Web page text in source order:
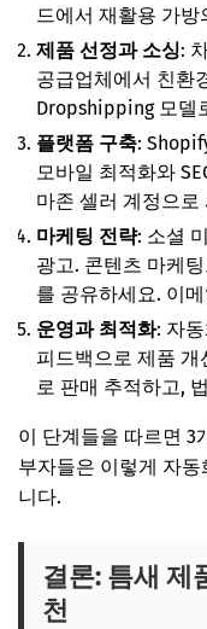
드에서 재활용 가방
제품 선정과 소싱:
공급업체에서 친환
Dropshipping 모델
플랫폼 구축:
모바일 최적화와
마존 셀러 계정으
마케팅 전략: 소셜
광고. 콘텐츠 마케
를 공유하세요. 이
운영과 최적화: 자
피드백으로 제품
로 판매 추적하고,
이 단계들을 따르면 3
부자들은 이렇게 자
니다.
결론: 틈새 제
천